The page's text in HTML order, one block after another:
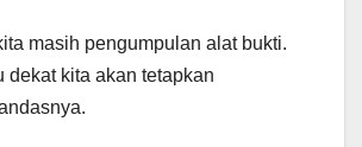
masih pengumpulan alat bukti.
dekat kita akan tetapkan